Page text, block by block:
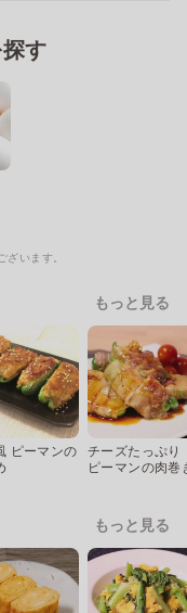
す
います。
もっと見る
ピーマンの
チーズたっぷり
ピーマンの肉巻
もっと見る